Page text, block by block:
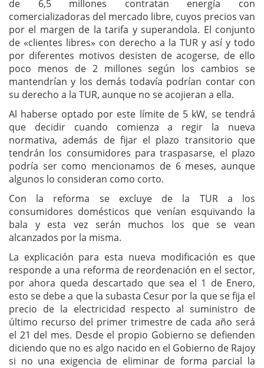
de 6,5 millones contratan energía con
comercializadoras del mercado libre, cuyos precios van
por el margen de la tarifa y superandola. El conjunto
de «clientes libres» con derecho a la TUR y así y todo
por diferentes motivos desisten de acogerse, de ello
poco menos de 2 millones según los cambios se
mantendrían y los demás todavía podrían contar con
su derecho a la TUR, aunque no se acojieran a ella.
Al haberse optado por este límite de 5 kW, se tendrá
que decidir cuando comienza a regir la nueva
normativa, además de fijar el plazo transitorio que
tendrán los consumidores para traspasarse, el plazo
podría ser como mencionamos de 6 meses, aunque
algunos lo consideran como corto.
Con la reforma se excluye de la TUR a los
consumidores domésticos que venían esquivando la
bala y esta vez serán muchos los que se vean
alcanzados por la misma.
La explicación para esta nueva modificación es que
responde a una reforma de reordenación en el sector,
por ahora queda descartado que sea el 1 de Enero,
esto se debe a que la subasta Cesur por la que se fija el
precio de la electricidad respecto al suministro de
último recurso del primer trimestre de cada año será
el 21 del mes. Desde el propio Gobierno se defienden
diciendo que no es algo nacido en el Gobierno de Rajoy
si no una exigencia de eliminar de forma parcial la